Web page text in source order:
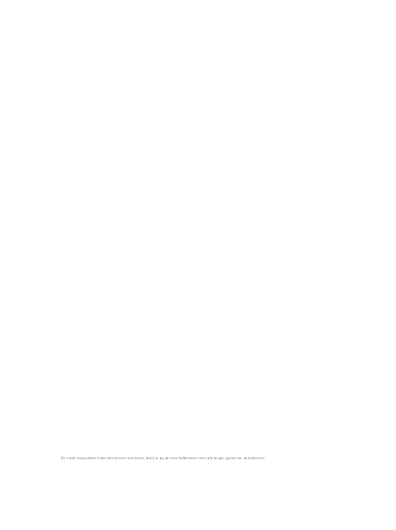
De riante raampartijen halen het zonlicht naar binnen, terwijl je op de ruime leefterrassen met volle teugen geniet van de buitenlucht.